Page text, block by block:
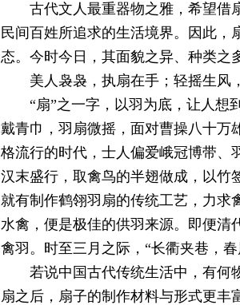
古代文人最重器物之雅，希望借
民间百姓所追求的生活境界。因此
态。今时今日，其面貌之异、种类之
美人袅袅，执扇在手；轻摇生风
“扇”之一字，以羽为底，让人想
戴青巾，羽扇微摇，面对曹操八十万
格流行的时代，士人偏爱峨冠博带、
汉末盛行，取禽鸟的半翅做成，以竹
就有制作鹤翎羽扇的传统工艺，力求
水禽，便是极佳的供羽来源。即便清
禽羽。时至三月之际，“长衢夹巷，
若说中国古代传统生活中，有何
扇之后，扇子的制作材料与形式更丰